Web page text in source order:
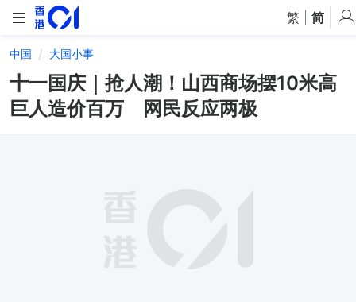
繁 简
中国 大国小事
十一国庆｜抢人潮！山西商场摆10米高
巨人造价百万 网民反应两极